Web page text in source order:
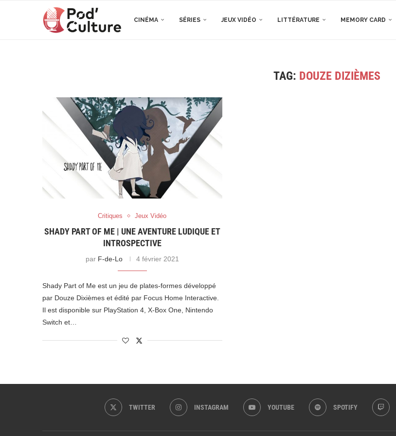
CINÉMA SÉRIES JEUX VIDÉO LITTÉRATURE MEMORY CARD
TAG: DOUZE DIZIÈMES
Critiques Jeux Vidéo
SHADY PART OF ME | UNE AVENTURE LUDIQUE ET
INTROSPECTIVE
par F-de-Lo 4 février 2021
Shady Part of Me est un jeu de plates-formes développé
par Douze Dixièmes et édité par Focus Home Interactive.
Il est disponible sur PlayStation 4, X-Box One, Nintendo
Switch et…
TWITTER INSTAGRAM YOUTUBE SPOTIFY